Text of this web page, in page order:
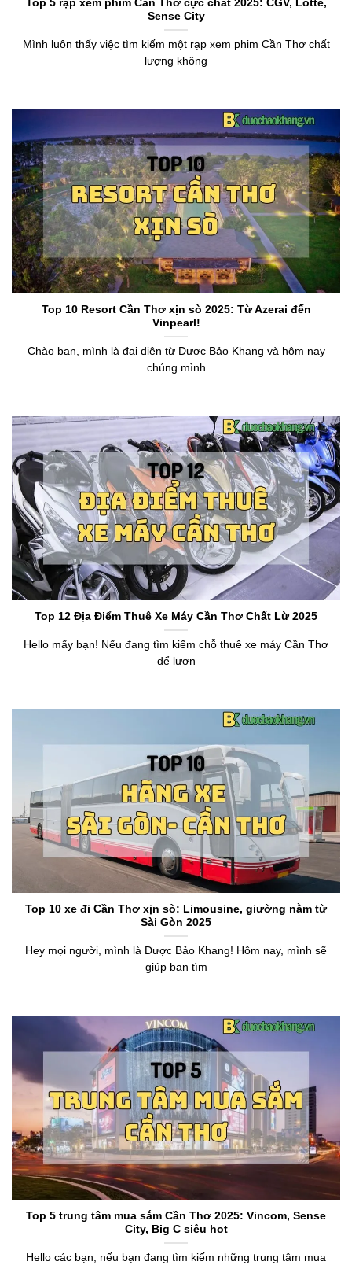
Top 5 rạp xem phim Cần Thơ cực chất 2025: CGV, Lotte,
Sense City
Mình luôn thấy việc tìm kiếm một rạp xem phim Cần Thơ chất
lượng không
Top 10 Resort Cần Thơ xịn sò 2025: Từ Azerai đến
Vinpearl!
Chào bạn, mình là đại diện từ Dược Bảo Khang và hôm nay
chúng mình
Top 12 Địa Điểm Thuê Xe Máy Cần Thơ Chất Lừ 2025
Hello mấy bạn! Nếu đang tìm kiếm chỗ thuê xe máy Cần Thơ
để lượn
Top 10 xe đi Cần Thơ xịn sò: Limousine, giường nằm từ
Sài Gòn 2025
Hey mọi người, mình là Dược Bảo Khang! Hôm nay, mình sẽ
giúp bạn tìm
Top 5 trung tâm mua sắm Cần Thơ 2025: Vincom, Sense
City, Big C siêu hot
Hello các bạn, nếu bạn đang tìm kiếm những trung tâm mua